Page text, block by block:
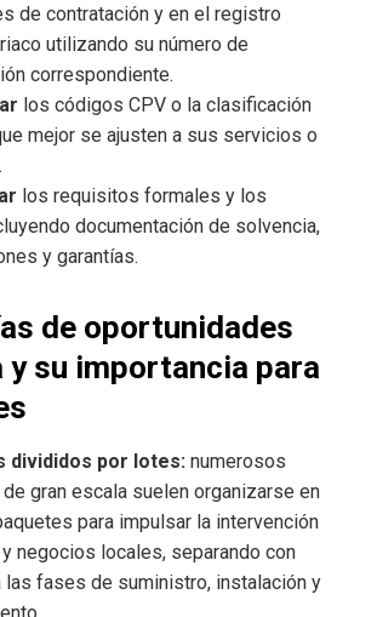
de contratación y en el registro
utilizando su número de
correspondiente.
los códigos CPV o la clasificación
mejor se ajusten a sus servicios o
los requisitos formales y los
documentación de solvencia,
y garantías.
de oportunidades
y su importancia para
divididos por lotes: numerosos
gran escala suelen organizarse en
para impulsar la intervención
negocios locales, separando con
las fases de suministro, instalación y